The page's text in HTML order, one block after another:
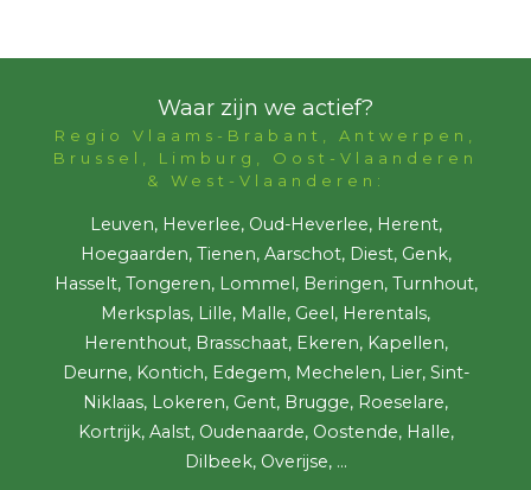
Waar zijn we actief?
Regio Vlaams-Brabant, Antwerpen,
Brussel, Limburg, Oost-Vlaanderen
& West-Vlaanderen:
Leuven, Heverlee, Oud-Heverlee, Herent,
Hoegaarden, Tienen, Aarschot, Diest, Genk,
Hasselt, Tongeren, Lommel, Beringen, Turnhout,
Merksplas, Lille, Malle, Geel, Herentals,
Herenthout, Brasschaat, Ekeren, Kapellen,
Deurne, Kontich, Edegem, Mechelen, Lier, Sint-
Niklaas, Lokeren, Gent, Brugge, Roeselare,
Kortrijk, Aalst, Oudenaarde, Oostende, Halle,
Dilbeek, Overijse, ...